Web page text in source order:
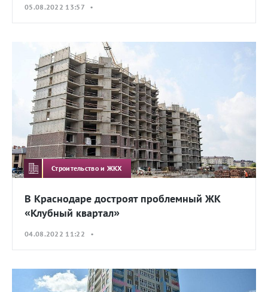
05.08.2022 13:57 •
Строительство и ЖКХ
В Краснодаре достроят проблемный ЖК
«Клубный квартал»
04.08.2022 11:22 •